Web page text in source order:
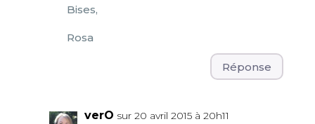
Bises,
Rosa
Réponse
verO sur 20 avril 2015 à 20h11